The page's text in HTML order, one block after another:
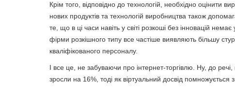
Крім того, відповідно до технологій, необхідно оцінити
нових продуктів та технологій виробництва також
те, що в ці часи навіть у світі розкоші без інновацій
фірми розкішного типу все частіше виявляють більшу
кваліфікованого персоналу.
І все це, не забуваючи про інтернет-торгівлю. Ну, до речі,
зросли на 16%, тоді як віртуальний досвід